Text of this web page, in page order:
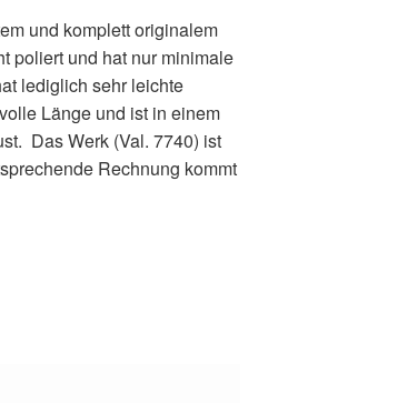
und komplett originalem
poliert und hat nur minimale
lediglich sehr leichte
Länge und ist in einem
Das Werk (Val. 7740) ist
Rechnung kommt